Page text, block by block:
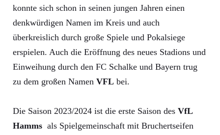
konnte sich schon in seinen jungen Jahren einen
denkwürdigen Namen im Kreis und auch
überkreislich durch große Spiele und Pokalsiege
erspielen. Auch die Eröffnung des neues Stadions und
Einweihung durch den FC Schalke und Bayern trug
zu dem großen Namen VFL bei.
Die Saison 2023/2024 ist die erste Saison des VfL
Hamms als Spielgemeinschaft mit Bruchertseifen